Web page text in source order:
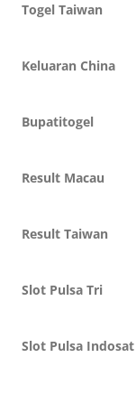
Togel Taiwan
Keluaran China
Bupatitogel
Result Macau
Result Taiwan
Slot Pulsa Tri
Slot Pulsa Indosat